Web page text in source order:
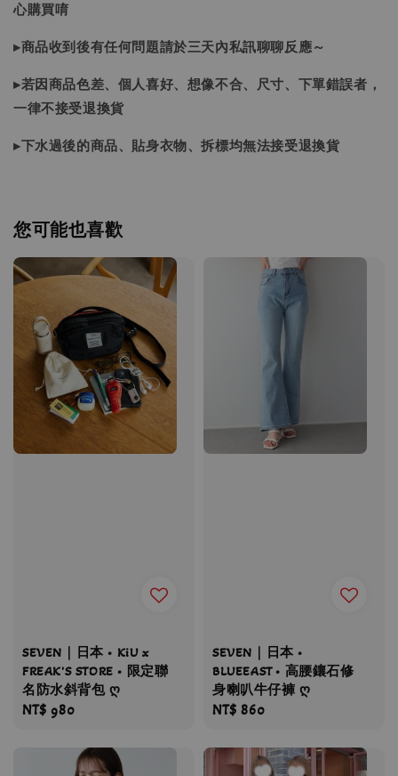
心購買唷
▸商品收到後有任何問題請於三天內私訊聊聊反應～
▸若因商品色差、個人喜好、想像不合、尺寸、下單錯誤者，
一律不接受退換貨
▸下水過後的商品、貼身衣物、拆標均無法接受退換貨
您可能也喜歡
SEVEN｜日本 • KiU x
FREAK'S STORE • 限定聯
名防水斜背包 ღ
Regular
NT$ 980
SEVEN｜日本 •
BLUEEAST • 高腰鑲石修
身喇叭牛仔褲 ღ
Regular
NT$ 860